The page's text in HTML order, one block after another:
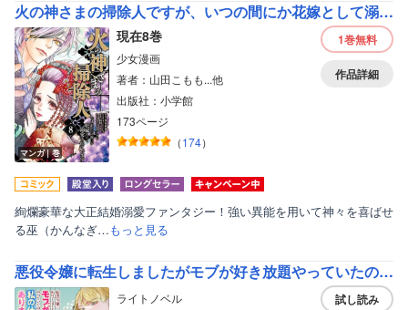
火の神さまの掃除人ですが、いつの間にか花嫁として溺愛されています
マンガ｜巻
現在8巻
少女漫画
著者：山田こもも...他
出版社：小学館
173ページ
（174）
1巻無料
作品詳細
絢爛豪華な大正結婚溺愛ファンタジー！強い異能を用いて神々を喜ばせ
る巫（かんなぎ…もっと見る
悪役令嬢に転生しましたがモブが好き放題やっていたので私の仕事はありませんでした 王子殿下は愛され令嬢しか見えていない
ライトノベル
試し読み